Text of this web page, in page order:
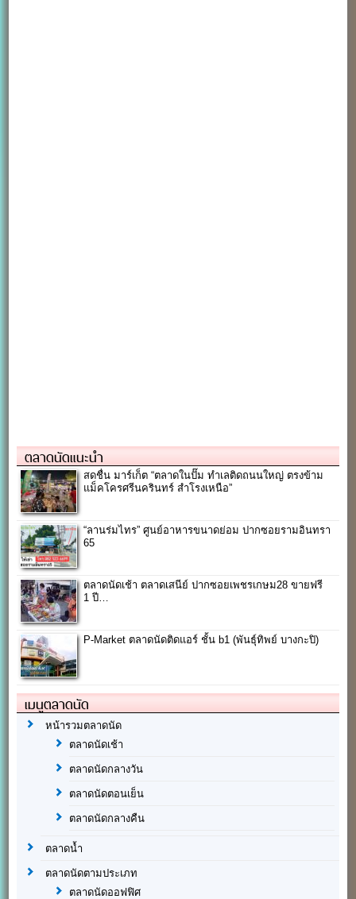
ตลาดนัดแนะนำ
สดชื่น มาร์เก็ต “ตลาดในปั๊ม ทำเลติดถนนใหญ่ ตรงข้าม
แม็คโครศรีนครินทร์ สำโรงเหนือ”
“ลานร่มไทร” ศูนย์อาหารขนาดย่อม ปากซอยรามอินทรา
65
ตลาดนัดเช้า ตลาดเสนีย์ ปากซอยเพชรเกษม28 ขายฟรี
1 ปี…
P-Market ตลาดนัดติดแอร์ ชั้น b1 (พันธุ์ทิพย์ บางกะปิ)
เมนูตลาดนัด
หน้ารวมตลาดนัด
ตลาดนัดเช้า
ตลาดนัดกลางวัน
ตลาดนัดตอนเย็น
ตลาดนัดกลางคืน
ตลาดน้ำ
ตลาดนัดตามประเภท
ตลาดนัดออฟฟิศ